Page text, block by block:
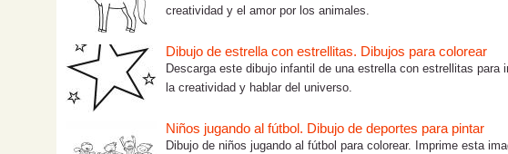
creatividad y el amor por los animales.
Dibujo de estrella con estrellitas. Dibujos para colorear
Descarga este dibujo infantil de una estrella con estrellitas
la creatividad y hablar del universo.
Niños jugando al fútbol. Dibujo de deportes para pintar
Dibujo de niños jugando al fútbol para colorear. Imprime esta